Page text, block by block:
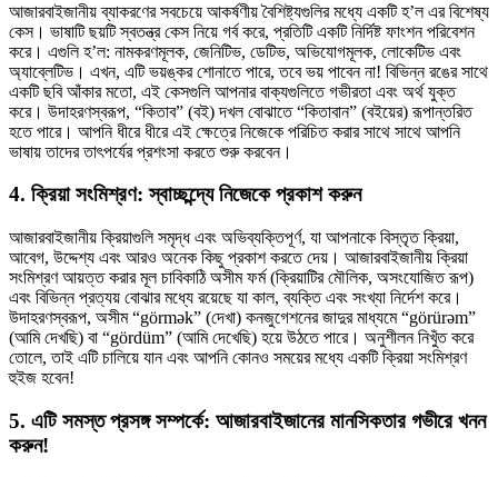
আজারবাইজানীয় ব্যাকরণের সবচেয়ে আকর্ষণীয় বৈশিষ্ট্যগুলির মধ্যে একটি হ’ল এর বিশেষ্য
কেস। ভাষাটি ছয়টি স্বতন্ত্র কেস নিয়ে গর্ব করে, প্রতিটি একটি নির্দিষ্ট ফাংশন পরিবেশন
করে। এগুলি হ’ল: নামকরণমূলক, জেনিটিভ, ডেটিভ, অভিযোগমূলক, লোকেটিভ এবং
অ্যাব্লেটিভ। এখন, এটি ভয়ঙ্কর শোনাতে পারে, তবে ভয় পাবেন না! বিভিন্ন রঙের সাথে
একটি ছবি আঁকার মতো, এই কেসগুলি আপনার বাক্যগুলিতে গভীরতা এবং অর্থ যুক্ত
করে। উদাহরণস্বরূপ, “কিতাব” (বই) দখল বোঝাতে “কিতাবান” (বইয়ের) রূপান্তরিত
হতে পারে। আপনি ধীরে ধীরে এই ক্ষেত্রে নিজেকে পরিচিত করার সাথে সাথে আপনি
ভাষায় তাদের তাৎপর্যের প্রশংসা করতে শুরু করবেন।
4. ক্রিয়া সংমিশ্রণ: স্বাচ্ছন্দ্যে নিজেকে প্রকাশ করুন
আজারবাইজানীয় ক্রিয়াগুলি সমৃদ্ধ এবং অভিব্যক্তিপূর্ণ, যা আপনাকে বিস্তৃত ক্রিয়া,
আবেগ, উদ্দেশ্য এবং আরও অনেক কিছু প্রকাশ করতে দেয়। আজারবাইজানীয় ক্রিয়া
সংমিশ্রণ আয়ত্ত করার মূল চাবিকাঠি অসীম ফর্ম (ক্রিয়াটির মৌলিক, অসংযোজিত রূপ)
এবং বিভিন্ন প্রত্যয় বোঝার মধ্যে রয়েছে যা কাল, ব্যক্তি এবং সংখ্যা নির্দেশ করে।
উদাহরণস্বরূপ, অসীম “görmək” (দেখা) কনজুগেশনের জাদুর মাধ্যমে “görürəm”
(আমি দেখছি) বা “gördüm” (আমি দেখেছি) হয়ে উঠতে পারে। অনুশীলন নিখুঁত করে
তোলে, তাই এটি চালিয়ে যান এবং আপনি কোনও সময়ের মধ্যে একটি ক্রিয়া সংমিশ্রণ
হুইজ হবেন!
5. এটি সমস্ত প্রসঙ্গ সম্পর্কে: আজারবাইজানের মানসিকতার গভীরে খনন
করুন!